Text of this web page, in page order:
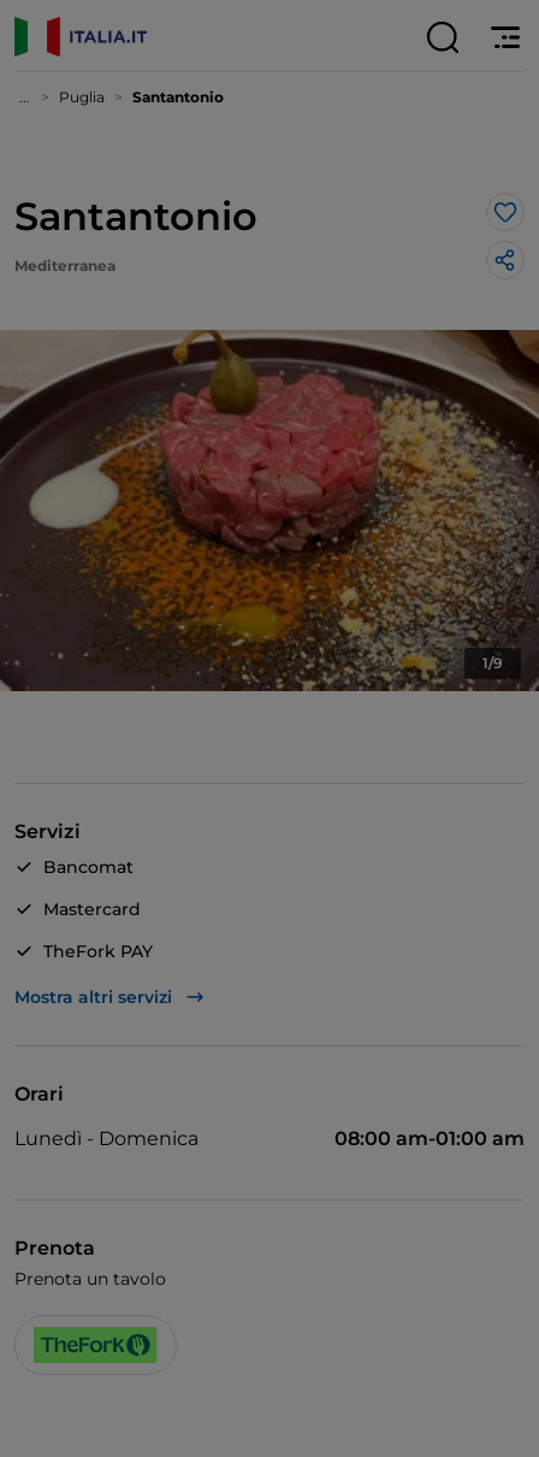
... Puglia Santantonio
Santantonio
Mediterranea
1/9
Servizi
Bancomat
Mastercard
TheFork PAY
Unionpay via TheFork PAY
Wi-Fi
Mostra altri servizi
Orari
Lunedì - Domenica
08:00 am-01:00 am
Prenota
Prenota un tavolo